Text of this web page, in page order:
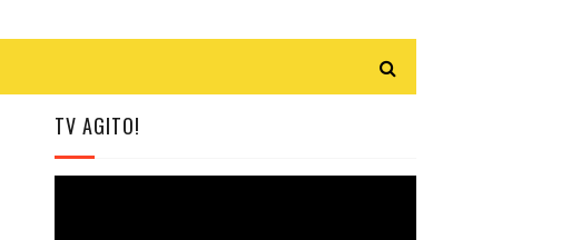
TV AGITO!